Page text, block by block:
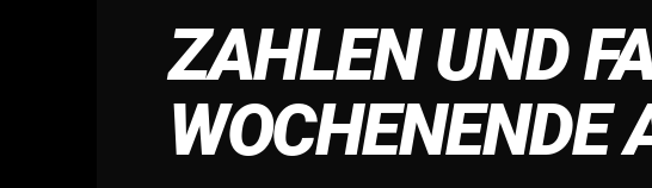
ZAHLEN UND
WOCHENENDE